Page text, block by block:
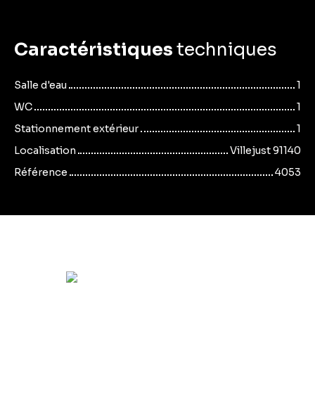
Caractéristiquestechniques
Salle d'eau
1
WC
1
Stationnement extérieur
1
Localisation
Villejust 91140
Référence
4053